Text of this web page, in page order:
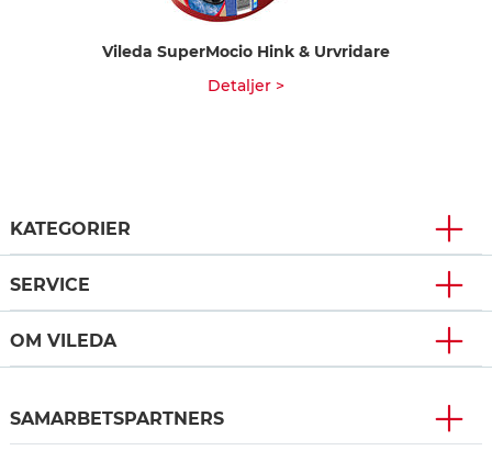
Vileda SuperMocio Hink & Urvridare
Detaljer >
KATEGORIER
SERVICE
OM VILEDA
SAMARBETSPARTNERS